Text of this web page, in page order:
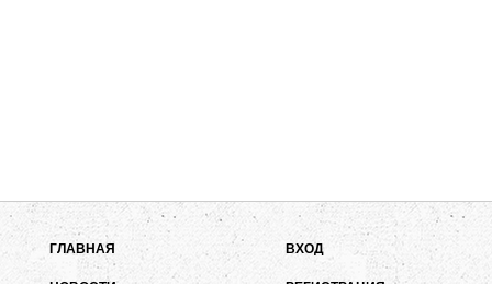
ГЛАВНАЯ ВХОД